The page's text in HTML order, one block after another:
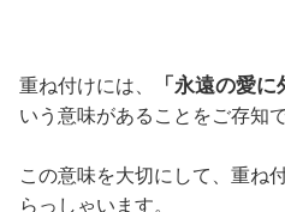
重ね付けには、 「永遠の愛
いう意味があることをご存知
この意味を大切にして、重ね
らっしゃいます。